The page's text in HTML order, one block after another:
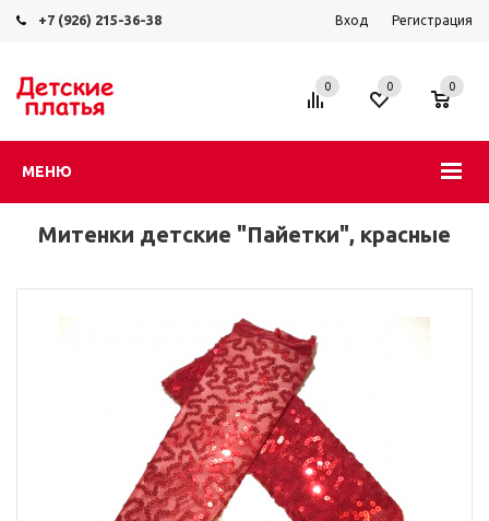
+7 (926) 215-36-38 Вход Регистрация
МЕНЮ
0 0 0
Митенки детские "Пайетки", красные